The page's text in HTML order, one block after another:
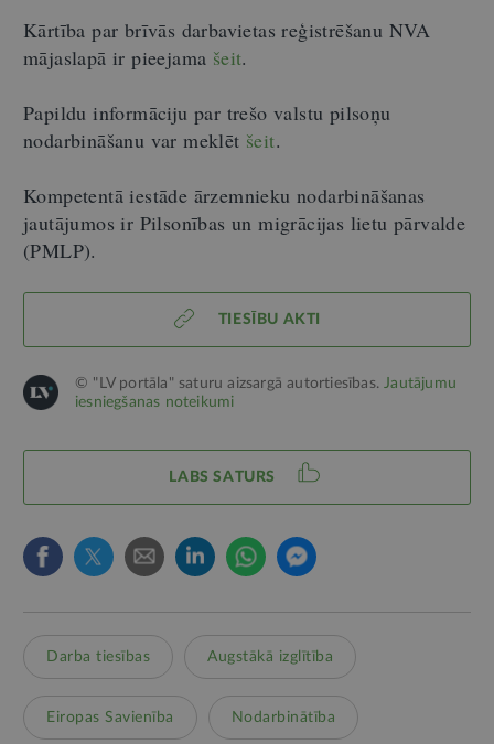
Kārtība par brīvās darbavietas reģistrēšanu NVA
mājaslapā ir pieejama šeit.
Papildu informāciju par trešo valstu pilsoņu
nodarbināšanu var meklēt šeit.
Kompetentā iestāde ārzemnieku nodarbināšanas
jautājumos ir Pilsonības un migrācijas lietu pārvalde
(PMLP).
TIESĪBU AKTI
© "LV portāla" saturu aizsargā autortiesības.Jautājumu
iesniegšanas noteikumi
LABS SATURS
Darba tiesības Augstākā izglītība
Eiropas Savienība Nodarbinātība